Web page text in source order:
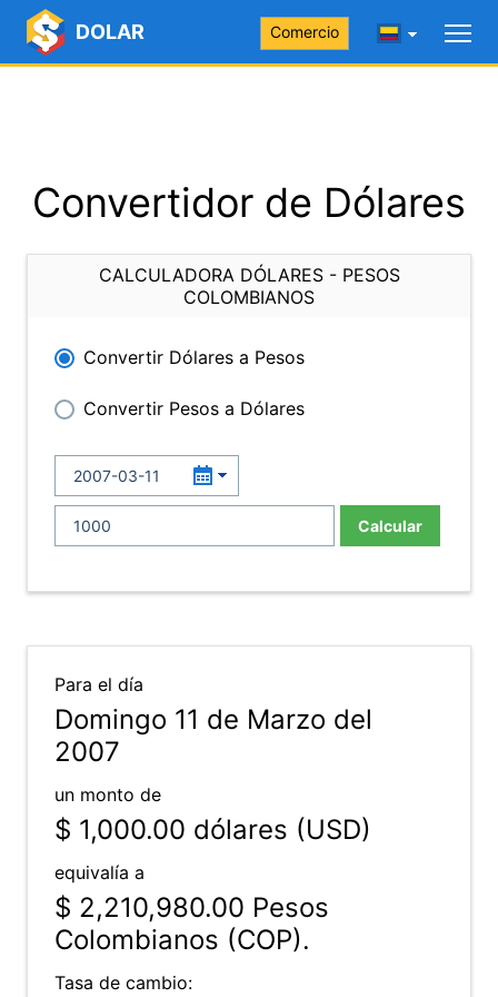
DOLAR Comercio
Convertidor de Dólares
CALCULADORA DÓLARES - PESOS
COLOMBIANOS
Convertir Dólares a Pesos
Convertir Pesos a Dólares
Calcular
Para el día
Domingo 11 de Marzo del
2007
un monto de
$ 1,000.00 dólares (USD)
equivalía a
$ 2,210,980.00 Pesos
Colombianos (COP).
Tasa de cambio: